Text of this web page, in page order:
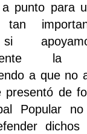
punto para
tan
si
a que no
presentó de
Popular